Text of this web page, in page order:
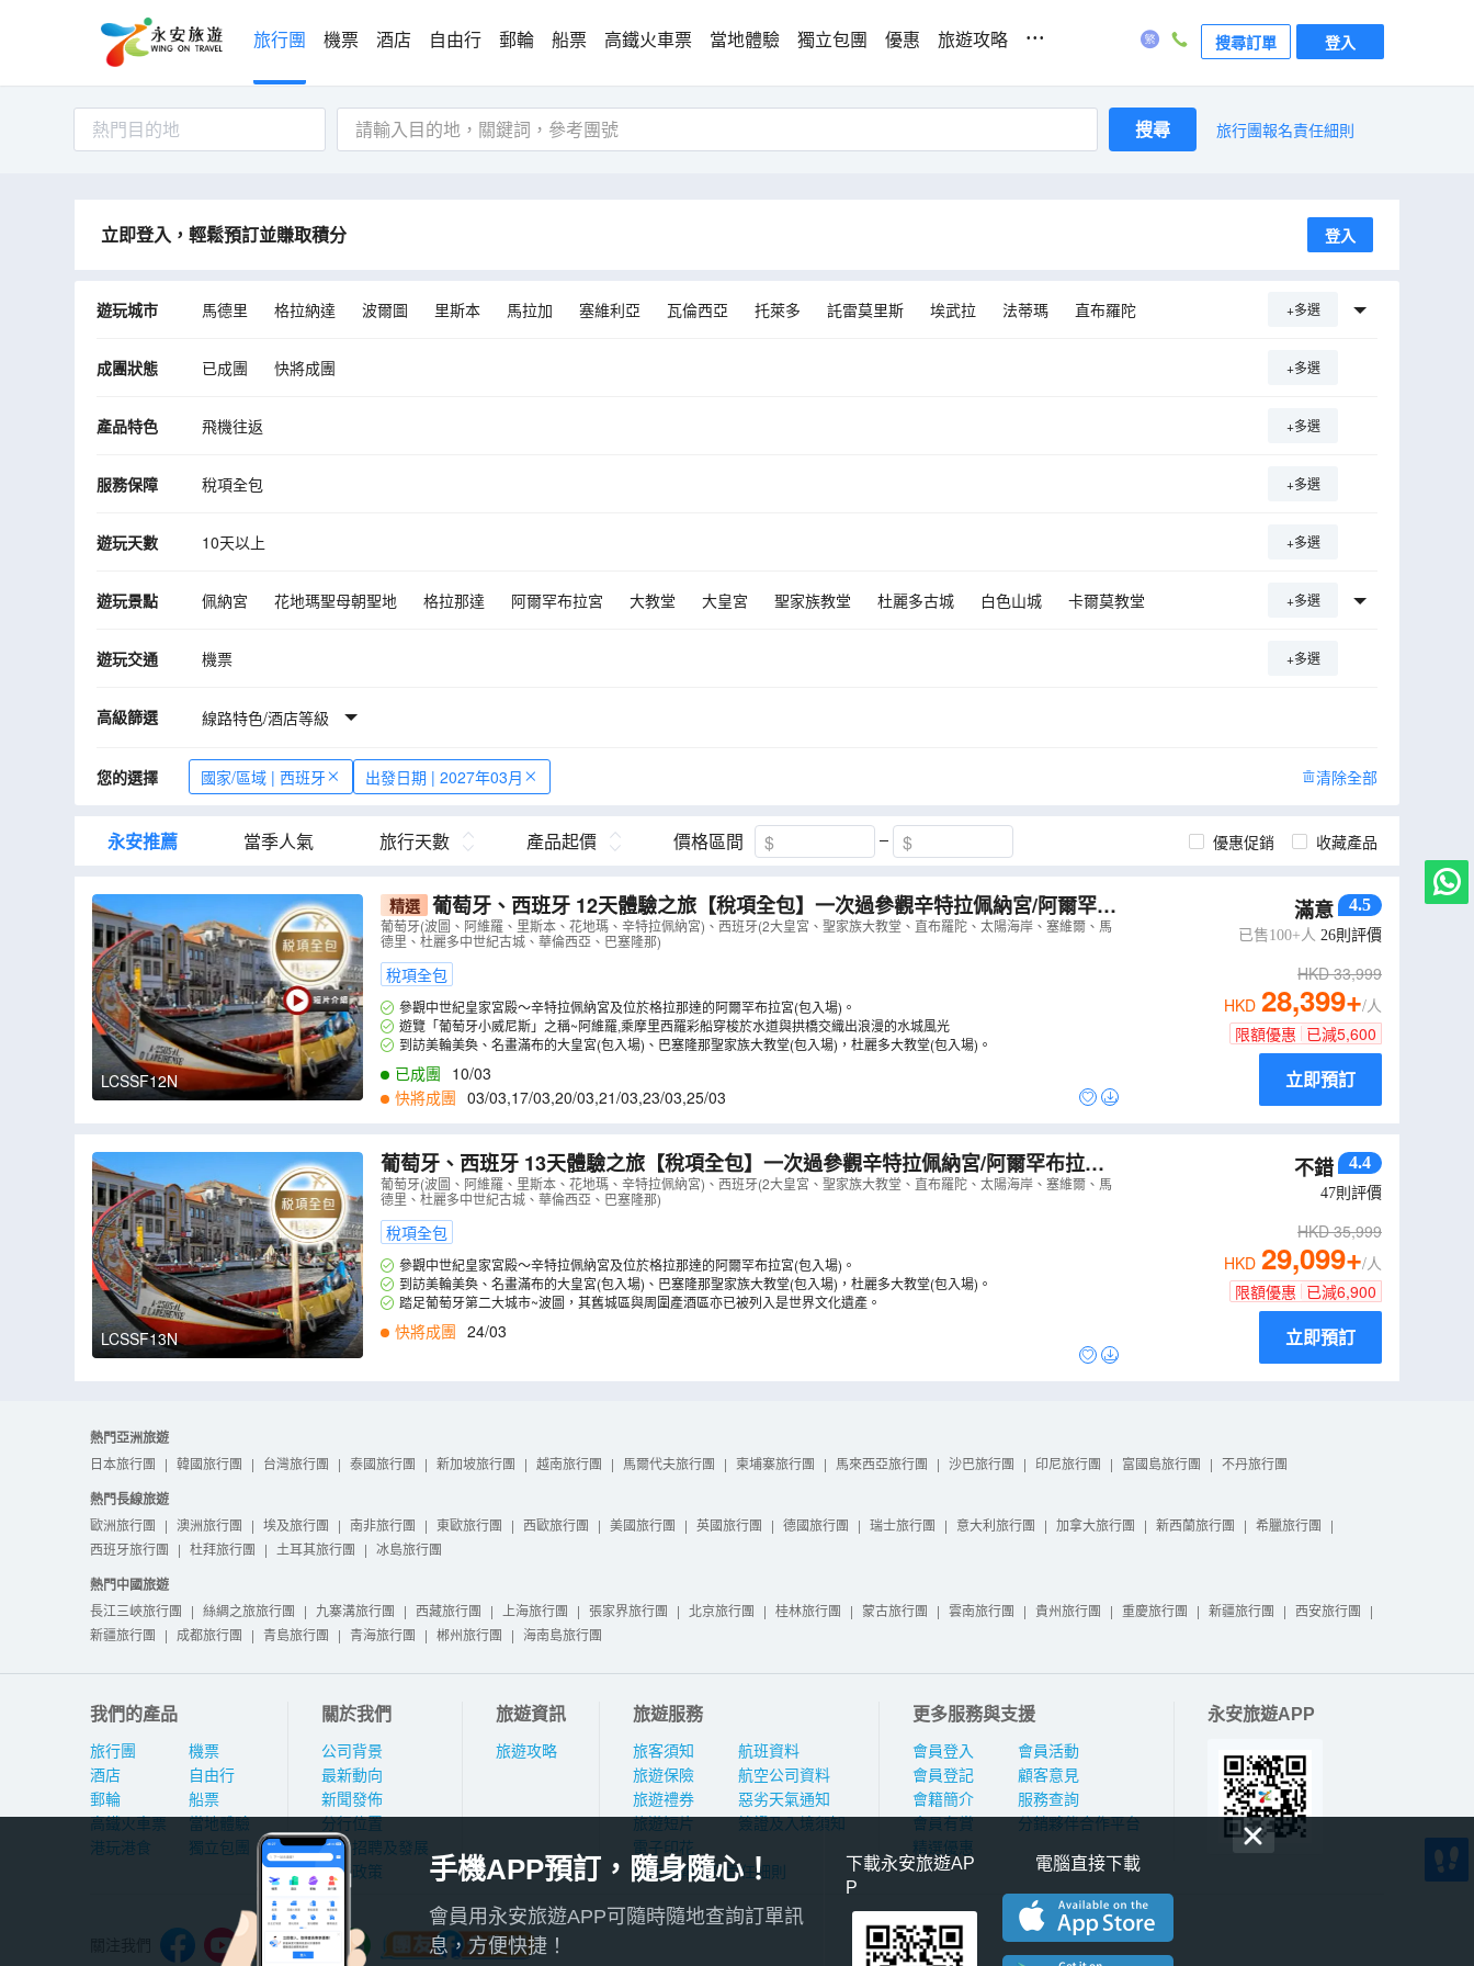
旅行團 機票 酒店 自由行 郵輪 船票 高鐵火車票 當地體驗 獨立包團 優惠 旅遊攻略 ... 搜尋訂單 登入
熱門目的地 搜尋 旅行團報名責任細則
立即登入，輕鬆預訂並賺取積分 登入
遊玩城市 馬德里 格拉納達 波爾圖 里斯本 馬拉加 塞維利亞 瓦倫西亞 托萊多 託雷莫里斯 埃武拉 法蒂瑪
直布羅陀
+多選
成團狀態 已成團 快將成團 +多選
產品特色 飛機往返 +多選
服務保障 稅項全包 +多選
遊玩天數 10天以上 +多選
遊玩景點 佩納宮 花地瑪聖母朝聖地 格拉那達 阿爾罕布拉宮 大教堂 大皇宮 聖家族教堂 杜麗多古城 白色山城
卡爾莫教堂
+多選
遊玩交通 機票 +多選
高級篩選 線路特色/酒店等級
您的選擇 國家/區域 | 西班牙 出發日期 | 2027年03月 清除全部
永安推薦 當季人氣 旅行天數 產品起價 價格區間 優惠促銷 收藏產品
LCSSF12N
精選 葡萄牙、西班牙 12天體驗之旅【稅項全包】一次過參觀辛特拉佩納宮/阿爾罕布
拉宮、馬德里大皇宮、杜麗多/聖家族大教堂、阿維羅乘摩里西羅彩船、佛蘭明哥歌
舞、塞哥維亞古城、歐洲最西端羅卡海峽、乘吊車觀賞波圖
葡萄牙(波圖、阿維羅、里斯本、花地瑪、辛特拉佩納宮)、西班牙(2大皇宮、聖家族大教堂、直布羅陀、太陽海岸、塞維爾、馬
德里、杜麗多中世紀古城、華倫西亞、巴塞隆那)
稅項全包
參觀中世紀皇家宮殿～辛特拉佩納宮及位於格拉那達的阿爾罕布拉宮(包入場)。
遊覽「葡萄牙小威尼斯」之稱~阿維羅,乘摩里西羅彩船穿梭於水道與拱橋交織出浪漫的水城風光
到訪美輪美奐、名畫滿布的大皇宮(包入場)、巴塞隆那聖家族大教堂(包入場)，杜麗多大教堂(包入場)。
已成團 10/03
快將成團 03/03,17/03,20/03,21/03,23/03,25/03
滿意 4.5
已售100+人 26則評價
HKD33,999
HKD 28,399+/人
限額優惠 已減5,600
立即預訂
LCSSF13N
葡萄牙、西班牙 13天體驗之旅【稅項全包】一次過參觀辛特拉佩納宮/阿爾罕布拉
宮、馬德里大皇宮、杜麗多/聖家族大教堂、阿維羅乘摩里西羅彩船、佛蘭明哥歌舞、
塞哥維亞古城、歐洲最西端羅卡海峽、乘吊車觀賞波圖
葡萄牙(波圖、阿維羅、里斯本、花地瑪、辛特拉佩納宮)、西班牙(2大皇宮、聖家族大教堂、直布羅陀、太陽海岸、塞維爾、馬
德里、杜麗多中世紀古城、華倫西亞、巴塞隆那)
稅項全包
參觀中世紀皇家宮殿～辛特拉佩納宮及位於格拉那達的阿爾罕布拉宮(包入場)。
到訪美輪美奐、名畫滿布的大皇宮(包入場)、巴塞隆那聖家族大教堂(包入場)，杜麗多大教堂(包入場)。
踏足葡萄牙第二大城市~波圖，其舊城區與周圍產酒區亦已被列入是世界文化遺產。
快將成團 24/03
不錯 4.4
47則評價
HKD35,999
HKD 29,099+/人
限額優惠 已減6,900
立即預訂
熱門亞洲旅遊
日本旅行團 | 韓國旅行團 | 台灣旅行團 | 泰國旅行團 | 新加坡旅行團 | 越南旅行團 | 馬爾代夫旅行團 | 柬埔寨旅行團 | 馬來西亞旅行團 | 沙巴旅行團 | 印尼旅行團 | 富國島旅行團 | 不丹旅行團
熱門長線旅遊
歐洲旅行團 | 澳洲旅行團 | 埃及旅行團 | 南非旅行團 | 東歐旅行團 | 西歐旅行團 | 美國旅行團 | 英國旅行團 | 德國旅行團 | 瑞士旅行團 | 意大利旅行團 | 加拿大旅行團 | 新西蘭旅行團 | 希臘旅行團 |
西班牙旅行團 | 杜拜旅行團 | 土耳其旅行團 | 冰島旅行團
熱門中國旅遊
長江三峽旅行團 | 絲綢之旅旅行團 | 九寨溝旅行團 | 西藏旅行團 | 上海旅行團 | 張家界旅行團 | 北京旅行團 | 桂林旅行團 | 蒙古旅行團 | 雲南旅行團 | 貴州旅行團 | 重慶旅行團 | 新疆旅行團 | 西安旅行團 |
新疆旅行團 | 成都旅行團 | 青島旅行團 | 青海旅行團 | 郴州旅行團 | 海南島旅行團
我們的產品
旅行團
酒店
郵輪
高鐵火車票
港玩港食
機票
自由行
船票
當地體驗
獨立包團
關於我們
公司背景
最新動向
新聞發佈
分行位置
人才招聘及發展
私隱政策
旅遊資訊
旅遊攻略
旅遊服務
旅客須知
旅遊保險
旅遊禮券
旅遊短片
電子印花
航班資料
航空公司資料
惡劣天氣通知
簽證及入境須知
旅行團報名及責任細則
更多服務與支援
會員登入
會員登記
會籍簡介
會員有賞
精選優惠
會員活動
顧客意見
服務查詢
分銷夥伴合作平台
永安旅遊APP
手機APP預訂，隨身隨心！
會員用永安旅遊APP可隨時隨地查詢訂單訊
息，方便快捷！
下載永安旅遊AP
P
電腦直接下載